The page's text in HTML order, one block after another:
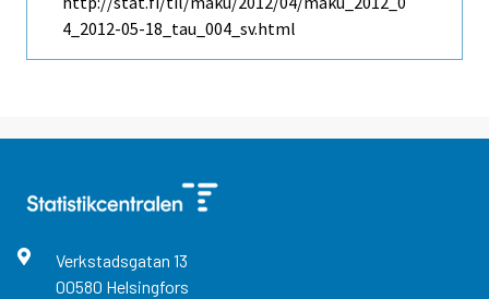
4_2012-05-18_tau_004_sv.html
Verkstadsgatan 13
00580 Helsingfors